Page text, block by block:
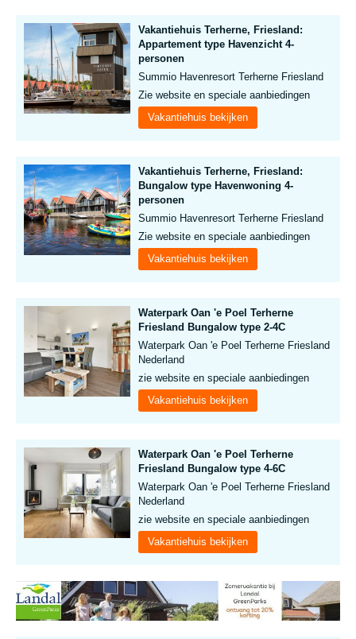
Vakantiehuis Terherne, Friesland:
Appartement type Havenzicht 4-
personen
Summio Havenresort Terherne Friesland
Zie website en speciale aanbiedingen
Vakantiehuis bekijken
Vakantiehuis Terherne, Friesland:
Bungalow type Havenwoning 4-
personen
Summio Havenresort Terherne Friesland
Zie website en speciale aanbiedingen
Vakantiehuis bekijken
Waterpark Oan 'e Poel Terherne
Friesland Bungalow type 2-4C
Waterpark Oan 'e Poel Terherne Friesland
Nederland
zie website en speciale aanbiedingen
Vakantiehuis bekijken
Waterpark Oan 'e Poel Terherne
Friesland Bungalow type 4-6C
Waterpark Oan 'e Poel Terherne Friesland
Nederland
zie website en speciale aanbiedingen
Vakantiehuis bekijken